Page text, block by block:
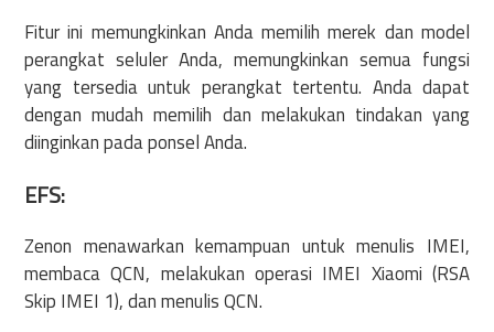
Fitur ini memungkinkan Anda memilih merek dan model
perangkat seluler Anda, memungkinkan semua fungsi
yang tersedia untuk perangkat tertentu. Anda dapat
dengan mudah memilih dan melakukan tindakan yang
diinginkan pada ponsel Anda.
EFS:
Zenon menawarkan kemampuan untuk menulis IMEI,
membaca QCN, melakukan operasi IMEI Xiaomi (RSA
Skip IMEI 1), dan menulis QCN.